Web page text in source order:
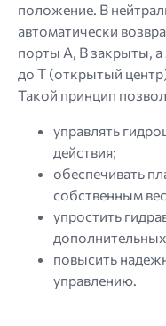
положение. В
автоматически
порты A, B закрыты,
до T (открытый
Такой принцип
управлять
действия;
обеспечивать
собственным
упростить
повысить
управлению.